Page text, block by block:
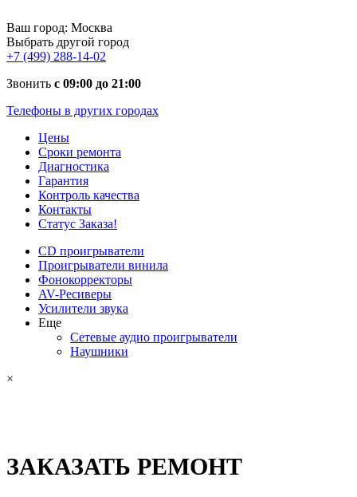
Ваш город: Москва
Выбрать другой город
+7 (499) 288-14-02
Звонить с 09:00 до 21:00
Телефоны в других городах
Цены
Сроки ремонта
Диагностика
Гарантия
Контроль качества
Контакты
Статус Заказа!
CD проигрыватели
Проигрыватели винила
Фонокорректоры
AV-Ресиверы
Усилители звука
Еще
Сетевые аудио проигрыватели
Наушники
×
ЗАКАЗАТЬ РЕМОНТ